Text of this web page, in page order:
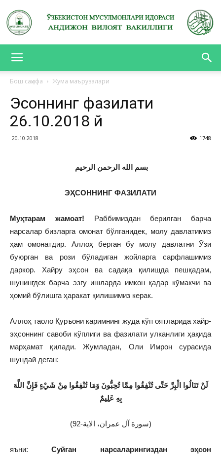
ВИЛОЯТ
Бош саҳифа Жума маърузалари
Эҳсоннинг фазилати
26.10.2018 й
20.10.2018 1748
بسم الله الرحمن الرحيم
ЭҲСОННИНГ ФАЗИЛАТИ
Муҳтарам жамоат! Раббимиздан берилган барча
нарсалар бизларга омонат бўлганидек, молу давлатимиз
ҳам омонатдир. Аллоҳ берган бу молу давлатни Ўзи
буюрган ва рози бўладиган жойларга сарфлашимиз
даркор. Хайру эҳсон ва садақа қилишда пешқадам,
шунингдек барча эзгу ишларда имкон қадар кўмакчи ва
ҳомий бўлишга ҳаракат қилишимиз керак.
Аллоҳ таоло Қуръони каримнинг жуда кўп оятларида хайр-
эҳсоннинг савоби кўплиги ва фазилати улканлиги ҳақида
марҳамат қилади. Жумладан, Оли Имрон сурасида
шундай деган:
لَنْ تَنَالُوا الْبِرَّ حَتَّى تُنْفِقُوا مِمَّا تُحِبُّونَ وَمَا تُنْفِقُوا مِنْ شَيْءٍ فَإِنَّ اللَّهَ
بِهِ عَلِيمٌ
(سورة آل عمران، الاية-92)
яъни:Суйган нарсаларингиздан эҳсон